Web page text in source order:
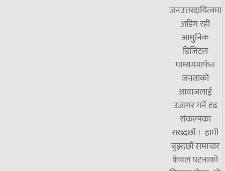
जनउत्तरदायित्वमा
अडिग रही
आधुनिक
डिजिटल
माध्यममार्फत
जनताको
आवाजलाई
उजागर गर्ने दृढ
संकल्पका
राख्दछौँ । हामी
बुझ्दछौं समाचार
केवल घटनाको